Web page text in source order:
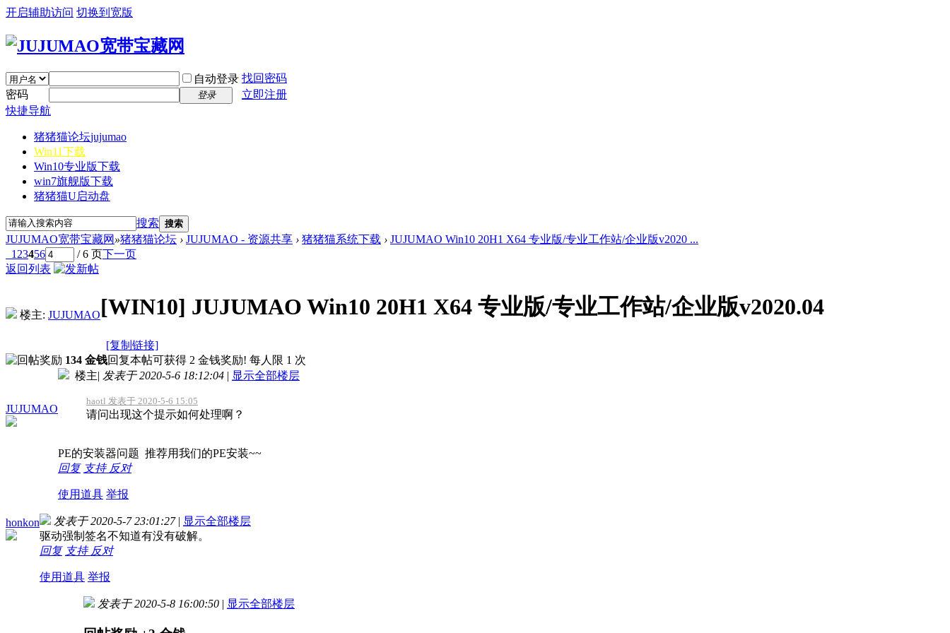
开启辅助访问 切换到宽版
自动登录 找回密码
密码
登录
立即注册
快捷导航
猪猪猫论坛jujumao
Win11下载
Win10专业版下载
win7旗舰版下载
猪猪猫U启动盘
搜索 搜索
JUJUMAO宽带宝藏网 »猪猪猫论坛 › JUJUMAO - 资源共享 › 猪猪猫系统下载 › JUJUMAO Win10 20H1 X64 专业版/专业工作站/企业版v2020 ...
1 23456 / 6 页下一页
返回列表
楼主: JUJUMAO[WIN10] JUJUMAO Win10 20H1 X64 专业版/专业工作站/企业版v2020.04
[复制链接]
134 金钱回复本帖可获得 2 金钱奖励! 每人限 1 次
JUJUMAO
楼主| 发表于 2020-5-6 18:12:04 | 显示全部楼层
haotl 发表于 2020-5-6 15:05
请问出现这个提示如何处理啊？
PE的安装器问题 推荐用我们的PE安装~~
回复 支持 反对
使用道具 举报
honkon 发表于 2020-5-7 23:01:27 | 显示全部楼层
驱动强制签名不知道有没有破解。
回复 支持 反对
使用道具 举报
发表于 2020-5-8 16:00:50 | 显示全部楼层